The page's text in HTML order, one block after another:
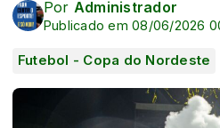
Por Administrador
Publicado em 08/06/2026
Futebol - Copa do Nordeste